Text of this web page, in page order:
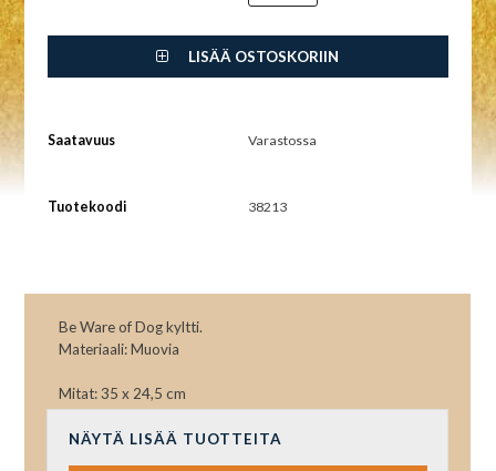
LISÄÄ OSTOSKORIIN
Saatavuus Varastossa
Tuotekoodi 38213
Be Ware of Dog kyltti.
Materiaali: Muovia
Mitat: 35 x 24,5 cm
NÄYTÄ LISÄÄ TUOTTEITA